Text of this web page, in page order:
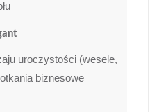
uroczystości (wesele,
biznesowe